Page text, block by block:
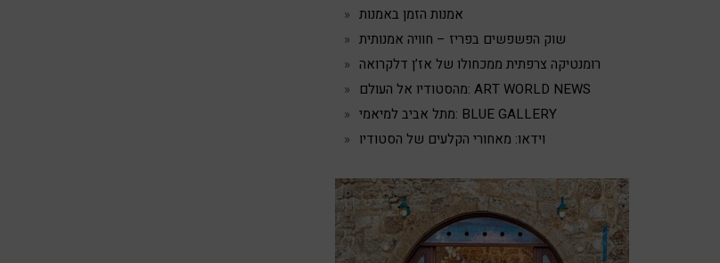
אמנות הזמן באמנות
שוק הפשפשים בפריז – חוויה אמנותית
רומנטיקה צרפתית ממכחולו של אז’ן דלקרואה
מהסטודיו אל העולם: ART WORLD NEWS
מתל אביב למיאמי: BLUE GALLERY
וידאו: מאחורי הקלעים של הסטודיו